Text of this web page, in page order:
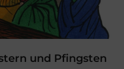
und Pfingsten